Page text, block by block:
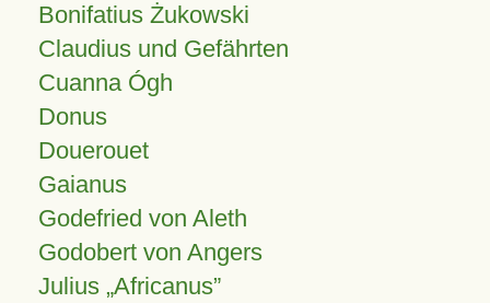
Bonifatius Żukowski
Claudius und Gefährten
Cuanna Ógh
Donus
Douerouet
Gaianus
Godefried von Aleth
Godobert von Angers
Julius Africanus